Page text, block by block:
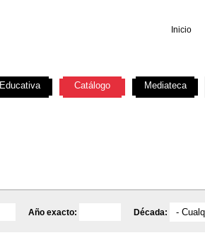
Inicio
Año exacto: Década:
Educativa Catálogo Mediateca